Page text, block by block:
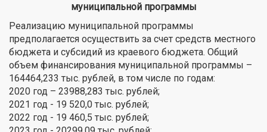
муниципальной программы
Реализацию муниципальной программы
предполагается осуществить за счет средств местного
бюджета и субсидий из краевого бюджета. Общий
объем финансирования муниципальной программы –
164464,233 тыс. рублей, в том числе по годам:
2020 год – 23988,283 тыс. рублей;
2021 год - 19 520,0 тыс. рублей;
2022 год - 19 460,5 тыс. рублей;